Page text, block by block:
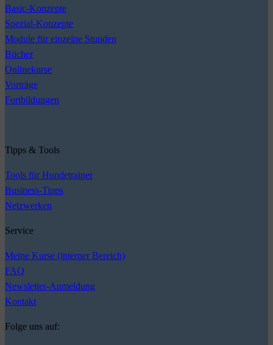
Basic-Konzepte
Spezial-Konzepte
Module für einzelne Stunden
Bücher
Onlinekurse
Vorträge
Fortbildungen
Tipps & Tools
Tools für Hundetrainer
Business-Tipps
Netzwerken
Service
Meine Kurse (interner Bereich)
FAQ
Newsletter-Anmeldung
Kontakt
Folge uns auf: